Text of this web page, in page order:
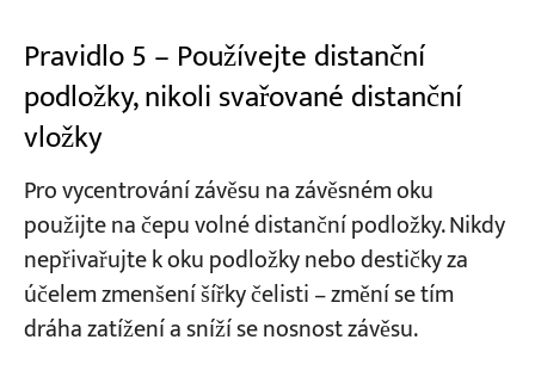
Pravidlo 5 – Používejte distanční
podložky, nikoli svařované distanční
vložky
Pro vycentrování závěsu na závěsném oku
použijte na čepu volné distanční podložky. Nikdy
nepřivařujte k oku podložky nebo destičky za
účelem zmenšení šířky čelisti – změní se tím
dráha zatížení a sníží se nosnost závěsu.